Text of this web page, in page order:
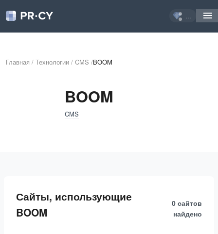
...
Главная / Технологии / CMS /BOOM
BOOM
CMS
Сайты, использующие
BOOM
0 сайтов
найдено